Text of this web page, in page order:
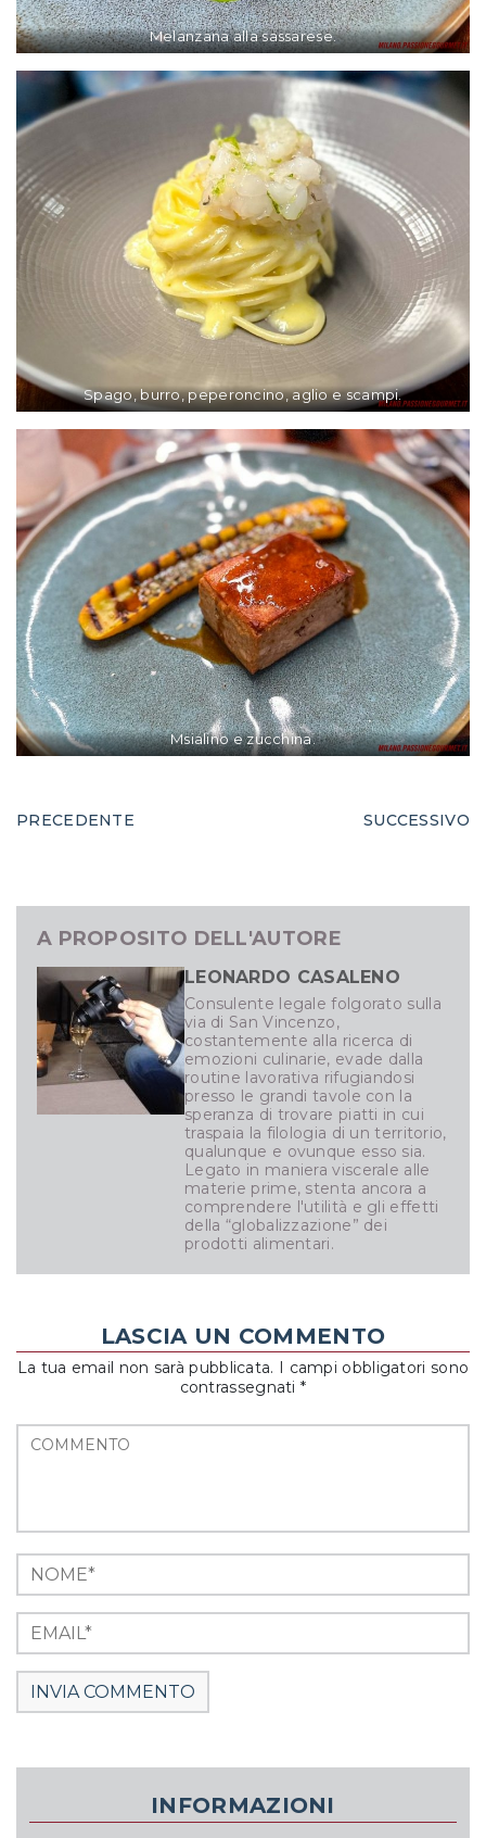
Melanzana alla sassarese.
Spago, burro, peperoncino, aglio e scampi.
Msialino e zucchina.
PRECEDENTE SUCCESSIVO
A PROPOSITO DELL'AUTORE
LEONARDO CASALENO
Consulente legale folgorato sulla
via di San Vincenzo,
costantemente alla ricerca di
emozioni culinarie, evade dalla
routine lavorativa rifugiandosi
presso le grandi tavole con la
speranza di trovare piatti in cui
traspaia la filologia di un territorio,
qualunque e ovunque esso sia.
Legato in maniera viscerale alle
materie prime, stenta ancora a
comprendere l'utilità e gli effetti
della “globalizzazione” dei
prodotti alimentari.
LASCIA UN COMMENTO
La tua email non sarà pubblicata. I campi obbligatori sono
contrassegnati *
INFORMAZIONI